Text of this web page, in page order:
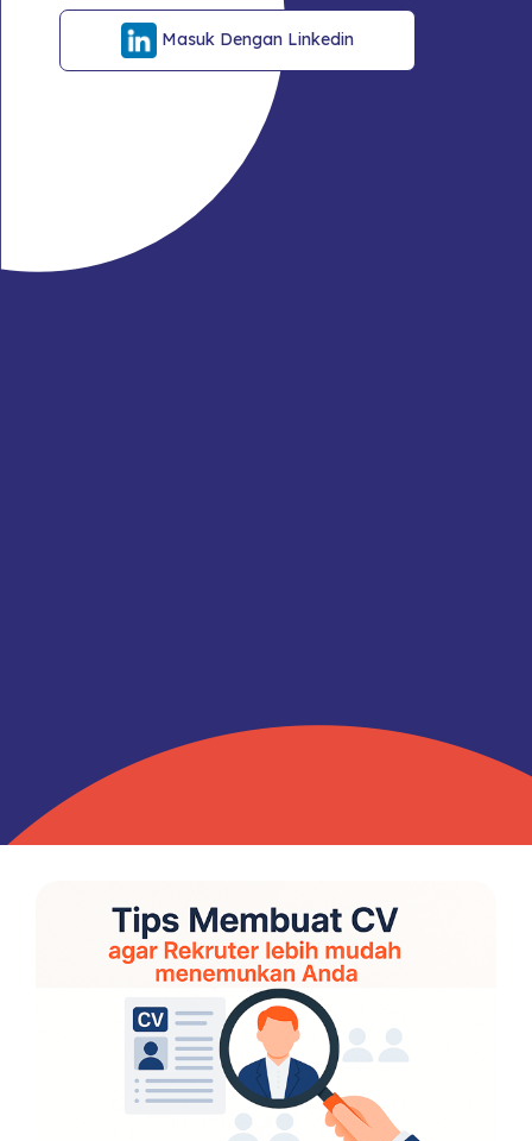
Masuk Dengan Linkedin